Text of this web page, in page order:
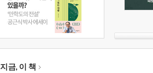
지금, 이 책